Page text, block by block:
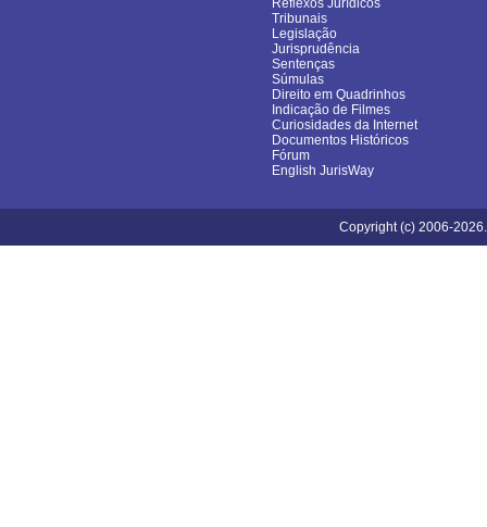
Reflexos Jurídicos
Tribunais
Legislação
Jurisprudência
Sentenças
Súmulas
Direito em Quadrinhos
Indicação de Filmes
Curiosidades da Internet
Documentos Históricos
Fórum
English JurisWay
Copyright (c) 2006-